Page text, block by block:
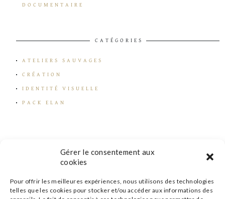
Gérer le consentement aux
cookies
Pour offrir les meilleures expériences, nous utilisons des technologies
telles que les cookies pour stocker et/ou accéder aux informations des
DOCUMENTAIRE
CATÉGORIES
ATELIERS SAUVAGES
CRÉATION
IDENTITÉ VISUELLE
PACK ELAN